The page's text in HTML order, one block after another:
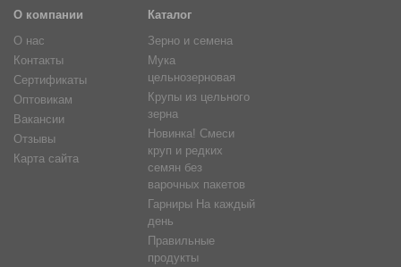
О компании
О нас
Контакты
Сертификаты
Оптовикам
Вакансии
Отзывы
Карта сайта
Каталог
Зерно и семена
Мука
цельнозерновая
Крупы из цельного
зерна
Новинка! Смеси
круп и редких
семян без
варочных пакетов
Гарниры На каждый
день
Правильные
продукты